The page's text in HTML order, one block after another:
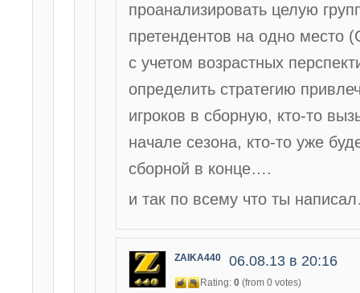
проанализировать целую
претендентов на одно место
с учетом возрастных
определить стратегию
игроков в сборную, кто-то
начале сезона, кто-то уже
сборной в конце….
и так по всему что ты
ZAIKA440 06.08.13 в 20:16
Rating: 0 (from 0 votes)